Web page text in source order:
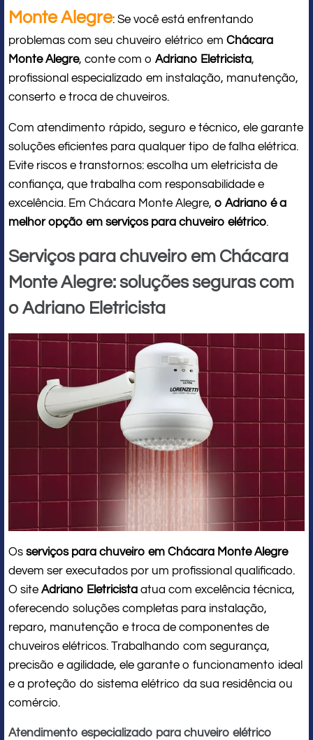
Monte Alegre: Se você está enfrentando
problemas com seu chuveiro elétrico em Chácara
Monte Alegre, conte com o Adriano Eletricista,
profissional especializado em instalação, manutenção,
conserto e troca de chuveiros.
Com atendimento rápido, seguro e técnico, ele garante
soluções eficientes para qualquer tipo de falha elétrica.
Evite riscos e transtornos: escolha um eletricista de
confiança, que trabalha com responsabilidade e
excelência. Em Chácara Monte Alegre, o Adriano é a
melhor opção em serviços para chuveiro elétrico.
Serviços para chuveiro em Chácara
Monte Alegre: soluções seguras com
o Adriano Eletricista
Os serviços para chuveiro em Chácara Monte Alegre
devem ser executados por um profissional qualificado.
O site Adriano Eletricista atua com excelência técnica,
oferecendo soluções completas para instalação,
reparo, manutenção e troca de componentes de
chuveiros elétricos. Trabalhando com segurança,
precisão e agilidade, ele garante o funcionamento ideal
e a proteção do sistema elétrico da sua residência ou
comércio.
Atendimento especializado para chuveiro elétrico